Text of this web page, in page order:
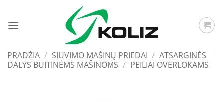
content
PRADŽIA / SIUVIMO MAŠINŲ PRIEDAI / ATSARGINĖS
DALYS BUITINĖMS MAŠINOMS / PEILIAI OVERLOKAMS